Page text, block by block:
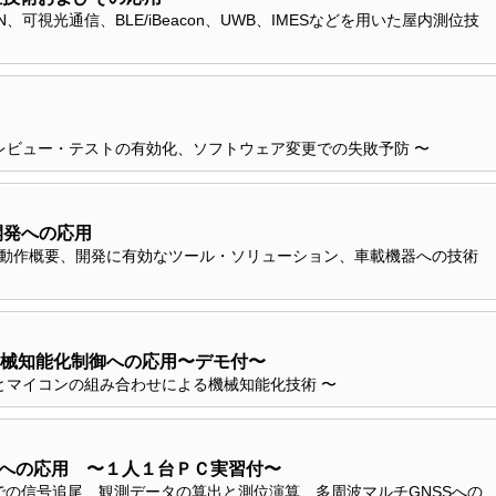
可視光通信、BLE/iBeacon、UWB、IMESなどを用いた屋内測位技
ュー・テストの有効化、ソフトウェア変更での失敗予防 〜
への応用
概要、開発に有効なツール・ソリューション、車載機器への技術
知能化制御への応用〜デモ付〜
イコンの組み合わせによる機械知能化技術 〜
の応用 〜１人１台ＰＣ実習付〜
信号追尾、観測データの算出と測位演算、多周波マルチGNSSへの